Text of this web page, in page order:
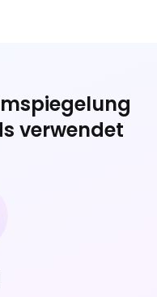
verwendet